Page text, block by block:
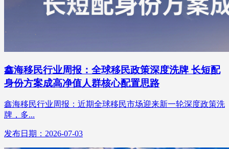
鑫海移民行业周报：全球移民政策深度洗牌 长短配
身份方案成高净值人群核心配置思路
鑫海移民行业周报：近期全球移民市场迎来新一轮深度政策洗
牌，多...
发布日期：2026-07-03